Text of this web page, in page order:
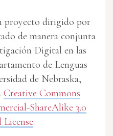
proyecto dirigido por
de manera conjunta
Digital en las
de Lenguas
de Nebraska,
Creative Commons
ShareAlike 3.0
.